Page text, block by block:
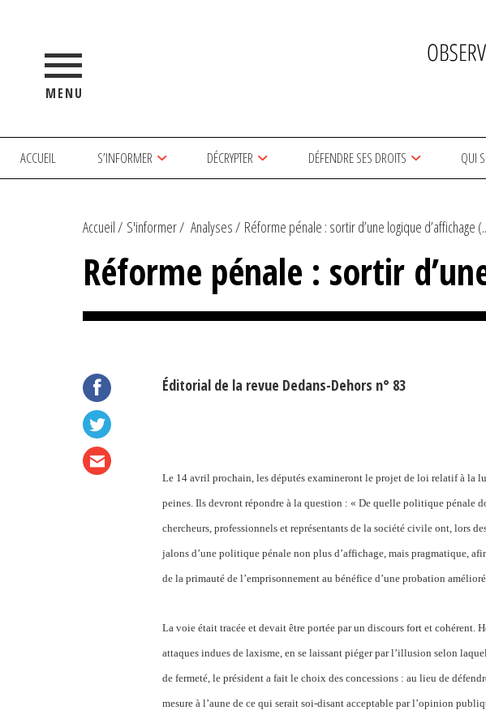
MENU
ACCUEIL S’INFORMER DÉCRYPTER DÉFENDRE SES DROITS QUI
Accueil S'informer Analyses Réforme pénale : sortir d’une logique d’affichage
Réforme pénale : sortir
Éditorial de la revue Dedans-Dehors n° 83
Le 14 avril prochain, les députés examineront le projet de loi relatif à la
peines. Ils devront répondre à la question : « De quelle politique pénale
chercheurs, professionnels et représentants de la société civile ont, lors
jalons d’une politique pénale non plus d’affichage, mais pragmatique,
de la primauté de l’emprisonnement au bénéfice d’une probation
La voie était tracée et devait être portée par un discours fort et cohérent.
attaques indues de laxisme, en se laissant piéger par l’illusion selon
de fermeté, le président a fait le choix des concessions : au lieu de
mesure à l’aune de ce qui serait soi-disant acceptable par l’opinion